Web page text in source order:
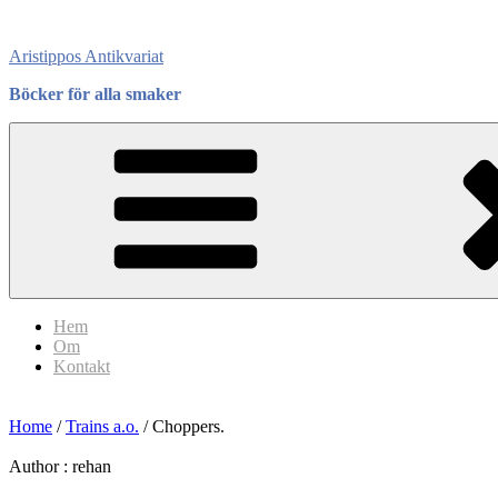
content
Aristippos Antikvariat
Böcker för alla smaker
Hem
Om
Kontakt
Home /Trains a.o. / Choppers.
Author : rehan